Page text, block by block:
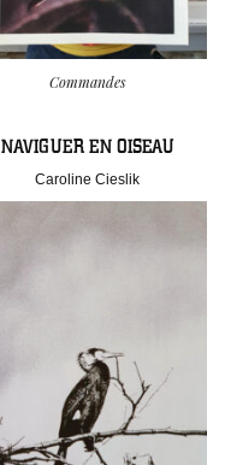
Commandes
NAVIGUER EN OISEAU
Caroline Cieslik